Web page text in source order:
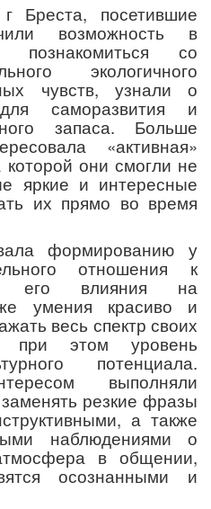
посетившие
возможность в
познакомиться со
экологичного
чувств, узнали о
саморазвития и
запаса. Больше
«активная»
они смогли не
яркие и интересные
их прямо во время
формированию у
отношения к
его влияния на
умения красиво и
весь спектр своих
при этом уровень
потенциала.
выполняли
резкие фразы
а также
наблюдениями о
в общении,
осознанными и